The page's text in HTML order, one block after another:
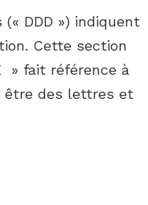
DDD ») indiquent
Cette section
» fait référence à
être des lettres et